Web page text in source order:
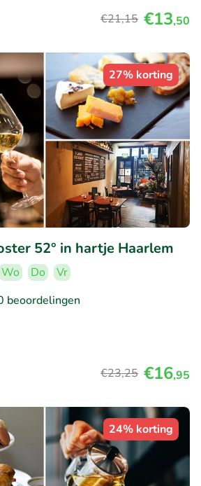
€21,15 €13,50
27% korting
52° in hartje Haarlem
Wo Do
Vr
beoordelingen
€23,25 €16,95
24% korting